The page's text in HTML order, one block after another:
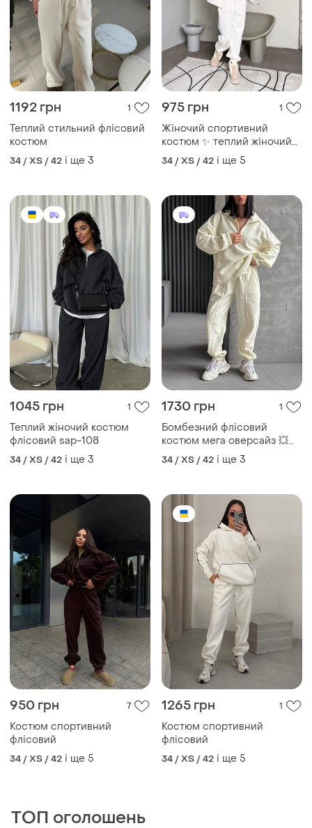
1192 грн
Теплий стильний флісовий
костюм
34 / XS / 42 і ще 3
975 грн
Жіночий спортивний
костюм ✨ теплий жіночий
спортивний костюм на
флісі
34 / XS / 42 і ще 5
1045 грн
Теплий жіночий костюм
флісовий sap-108
34 / XS / 42 і ще 3
1730 грн
Бомбезний флісовий
костюм мега оверсайз 💥
преміальна якість 🏆
спортивний костюм фліс,
теплий
34 / XS / 42 і ще 3
950 грн
Костюм спортивний
флісовий
34 / XS / 42 і ще 5
1265 грн 1
Костюм спортивний
флісовий
34 / XS / 42 і ще 5
ТОП оголошень